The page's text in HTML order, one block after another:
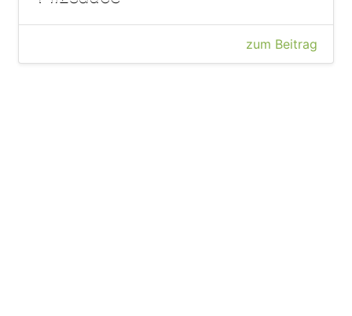
zum Beitrag